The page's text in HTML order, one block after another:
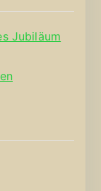
Jubiläum